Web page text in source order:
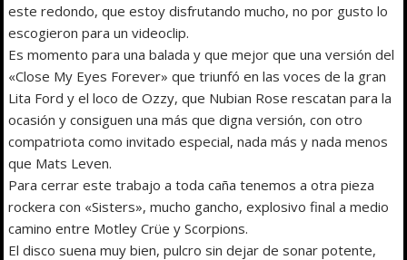
este redondo, que estoy disfrutando mucho, no por gusto lo
escogieron para un videoclip.
Es momento para una balada y que mejor que una versión del
«Close My Eyes Forever» que triunfó en las voces de la gran
Lita Ford y el loco de Ozzy, que Nubian Rose rescatan para la
ocasión y consiguen una más que digna versión, con otro
compatriota como invitado especial, nada más y nada menos
que Mats Leven.
Para cerrar este trabajo a toda caña tenemos a otra pieza
rockera con «Sisters», mucho gancho, explosivo final a medio
camino entre Motley Crüe y Scorpions.
El disco suena muy bien, pulcro sin dejar de sonar potente,